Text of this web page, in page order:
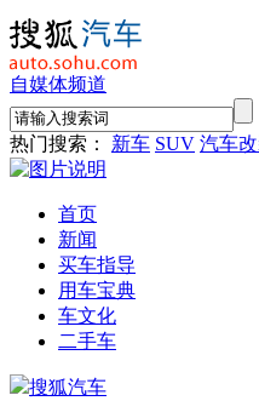
自媒体频道
热门搜索： 新车 SUV 汽车
首页
新闻
买车指导
用车宝典
车文化
二手车
搜狐汽车